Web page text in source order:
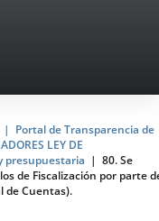
Portal de Transparencia de
LEY DE
presupuestaria
80. Se
de Fiscalización por parte
de Cuentas).